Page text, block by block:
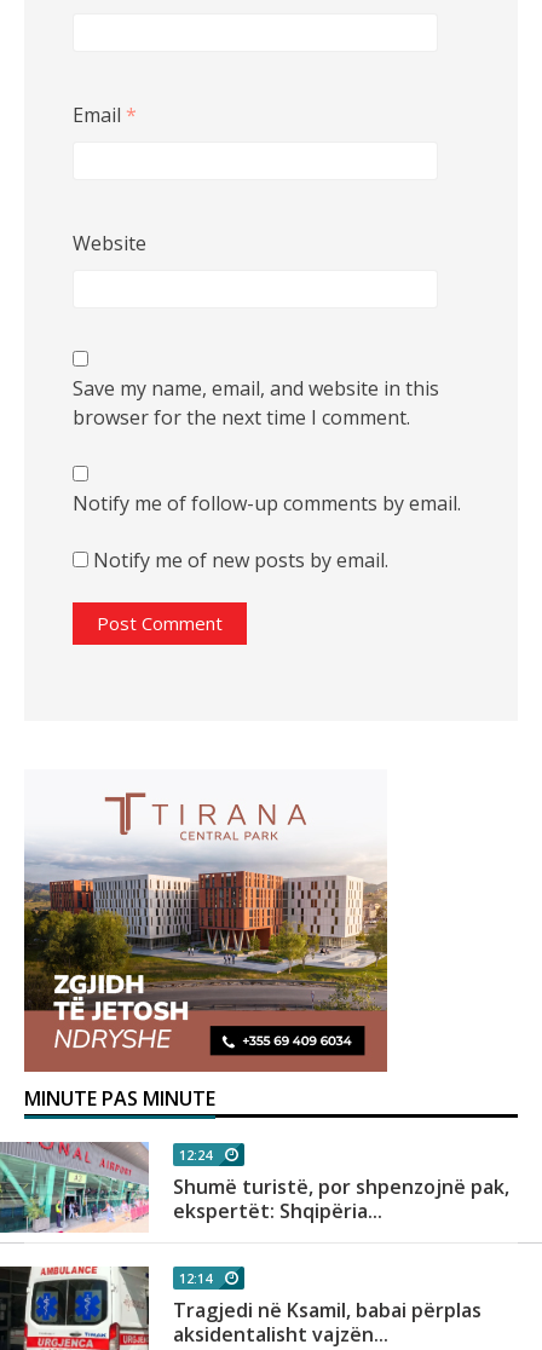
Email *
Website
Save my name, email, and website in this
browser for the next time I comment.
Notify me of follow-up comments by email.
Notify me of new posts by email.
MINUTE PAS MINUTE
12:24
Shumë turistë, por shpenzojnë pak,
ekspertët: Shqipëria...
12:14
Tragjedi në Ksamil, babai përplas
aksidentalisht vajzën...